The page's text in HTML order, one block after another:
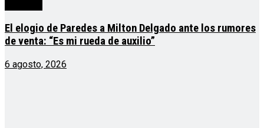
El elogio de Paredes a Milton Delgado ante los rumores
de venta: “Es mi rueda de auxilio”
6 agosto, 2026